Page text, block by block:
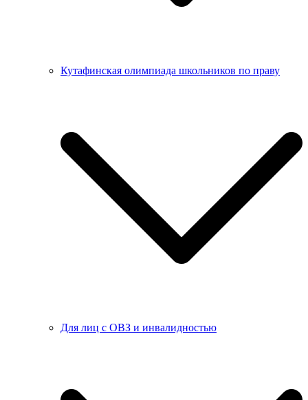
Кутафинская олимпиада школьников по праву
Для лиц с ОВЗ и инвалидностью